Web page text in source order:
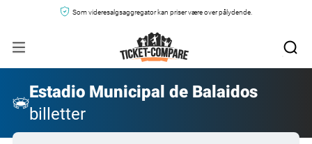
Som videresalgsaggregator kan priser være over pålydende.
Estadio Municipal de Balaidos
billetter